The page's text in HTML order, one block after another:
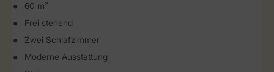
60 m²
Frei stehend
Zwei Schlafzimmer
Moderne Ausstattung